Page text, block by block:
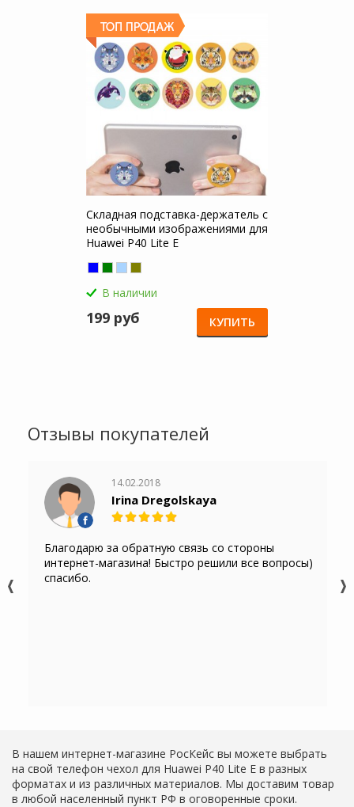
Складная подставка-держатель с
необычными изображениями для
Huawei P40 Lite E
В наличии
199 руб КУПИТЬ
Отзывы покупателей
14.02.2018
Irina Dregolskaya
Благодарю за обратную связь со стороны
интернет-магазина! Быстро решили все вопросы)
спасибо.
В нашем интернет-магазине РосКейс вы можете выбрать
на свой телефон чехол для Huawei P40 Lite E в разных
форматах и из различных материалов. Мы доставим товар
в любой населенный пункт РФ в оговоренные сроки.